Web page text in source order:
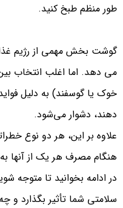
طور منظم طبخ کنید.
گوشت بخش مهمی از رژیم
می دهد. اما اغلب انتخاب
خوک یا گوسفند) به دلیل
دهند، دشوار می‌شود.
علاوه بر این، هر دو نوع
هنگام مصرف هر یک از آنها
در ادامه بخوانید تا متوجه
سلامتی شما تأثیر بگذارد